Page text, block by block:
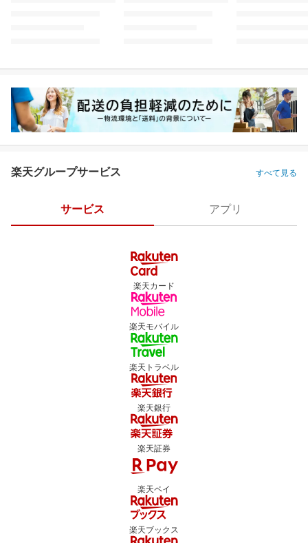
楽天グループサービス すべて見る
サービス アプリ
楽天カード
楽天モバイル
楽天トラベル
楽天銀行
楽天証券
楽天ペイ
楽天ブックス